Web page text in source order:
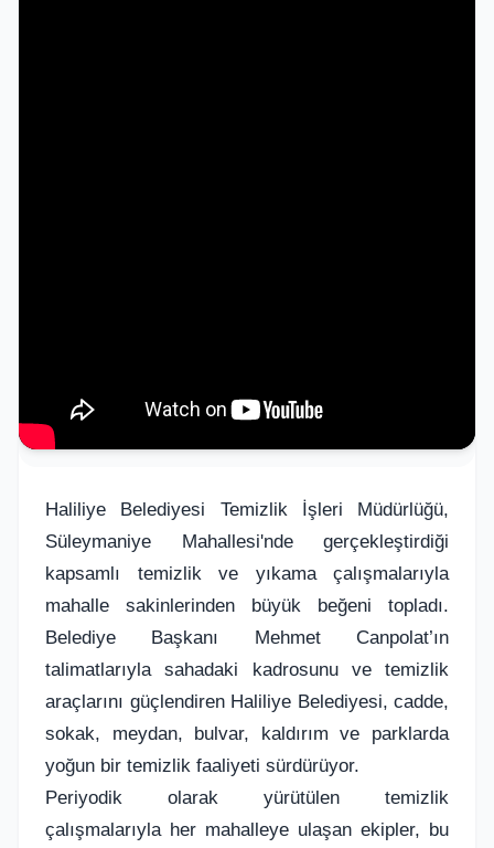
Haliliye Belediyesi Temizlik İşleri Müdürlüğü,
Süleymaniye Mahallesi'nde gerçekleştirdiği
kapsamlı temizlik ve yıkama çalışmalarıyla
mahalle sakinlerinden büyük beğeni topladı.
Belediye Başkanı Mehmet Canpolat’ın
talimatlarıyla sahadaki kadrosunu ve temizlik
araçlarını güçlendiren Haliliye Belediyesi, cadde,
sokak, meydan, bulvar, kaldırım ve parklarda
yoğun bir temizlik faaliyeti sürdürüyor.
Periyodik olarak yürütülen temizlik
çalışmalarıyla her mahalleye ulaşan ekipler, bu